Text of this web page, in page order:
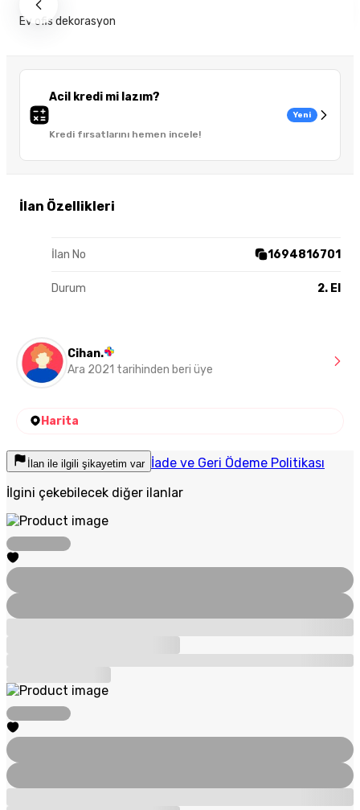
Acil kredi mi lazım?
Kredi fırsatlarını hemen incele!
Yeni
İlan Özellikleri
İlan No 1694816701
Durum 2. El
Ev ofis dekorasyon
Cihan.
Ara 2021 tarihinden beri üye
Harita
İlan ile ilgili şikayetim var İade ve Geri Ödeme Politikası
İlgini çekebilecek diğer ilanlar